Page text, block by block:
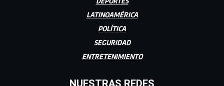
LATINOAMÉRICA
POLÍTICA
SEGURIDAD
ENTRETENIMIENTO
NUESTRAS REDES